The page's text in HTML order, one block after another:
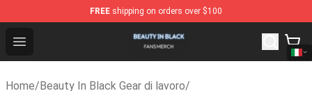
FREE shipping on orders over $100
Open menu
Beauty In Black Shop - Official Beauty In Black
Home/Beauty In Black Gear di lavoro/